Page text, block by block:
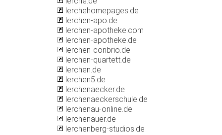
lerchehomepages.de
lerchen-apo.de
lerchen-apotheke.com
lerchen-apotheke.de
lerchen-conbrio.de
lerchen-quartett.de
lerchen.de
lerchen5.de
lerchenaecker.de
lerchenaeckerschule.de
lerchenau-online.de
lerchenauer.de
lerchenberg-studios.de